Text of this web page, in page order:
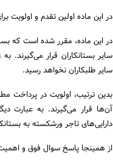
در این ماده اولین تقدم و اولویت
در این ماده، مقرر شده است که
سایر بستانکاران قرار می‌گیرند.
سایر طلبکاران نخواهد رسید.
بدین ترتیب، اولویت در پرداخت
آن‌ها قرار می‌گیرند. به عبارت
دارایی‌های تاجر ورشکسته به
از همینجا پاسخ سوال فوق و